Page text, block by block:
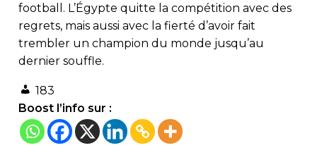
football. L’Égypte quitte la compétition avec des
regrets, mais aussi avec la fierté d’avoir fait
trembler un champion du monde jusqu’au
dernier souffle.
183
Boost l’info sur :